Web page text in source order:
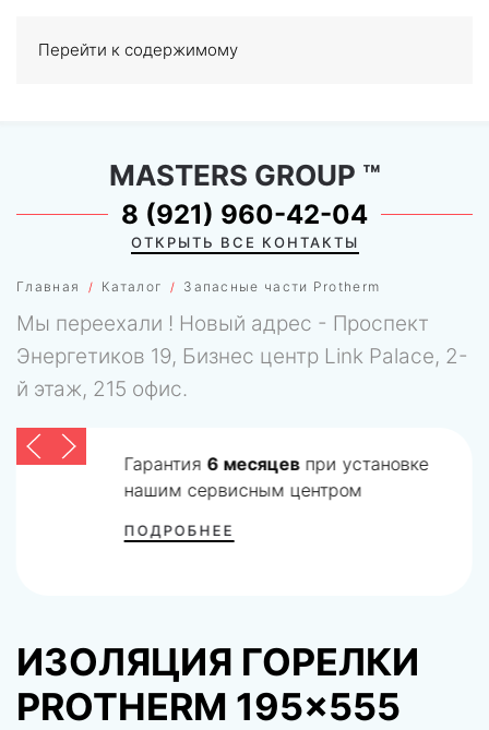
Перейти к содержимому
0
Главная Каталог Запасные части Protherm
MASTERS GROUP ™
8 (921) 960-42-04
ОТКРЫТЬ ВСЕ КОНТАКТЫ
Мы переехали ! Новый адрес - Проспект
Энергетиков 19, Бизнес центр Link Palace, 2-
й этаж, 215 офис.
Гарантия 6 месяцевпри установке
нашим сервисным центром
ПОДРОБНЕЕ
ИЗОЛЯЦИЯ ГОРЕЛКИ
PROTHERM 195×555